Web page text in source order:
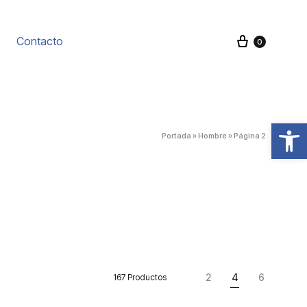
Abrir barra de herramientas
Contacto Carrito
0
Portada » Hombre» Página 2
2 4 6
167 Productos